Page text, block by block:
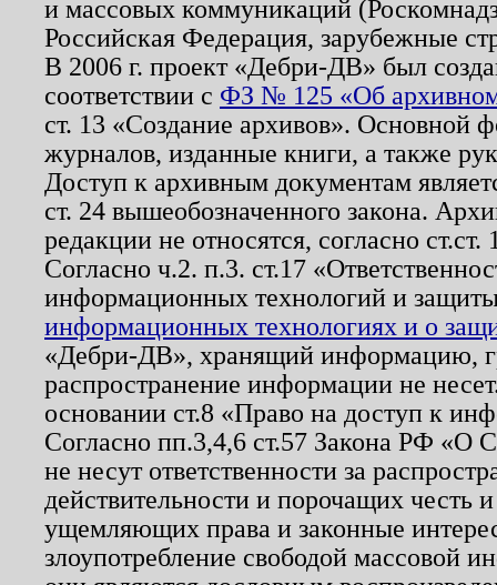
и массовых коммуникаций
Российская Федерация, зарубежные
В 2006 г. проект «Дебри-ДВ» был
соответствии с ФЗ № 125 «Об
ст. 13 «Создание архивов». Основной
журналов, изданные книги, а также
Доступ к архивным документам
ст. 24 вышеобозначенного закона.
редакции не относятся, согласно
Согласно ч.2. п.3. ст.17
информационных технологий и
информационных технологиях и о
«Дебри-ДВ», хранящий информацию,
распространение информации не
основании ст.8 «Право на доступ к
Согласно пп.3,4,6 ст.57 Закона РФ «О
не несут ответственности за
действительности и порочащих честь
ущемляющих права и законные
злоупотребление свободой массовой